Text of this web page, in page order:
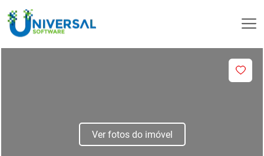
Ver fotos do imóvel